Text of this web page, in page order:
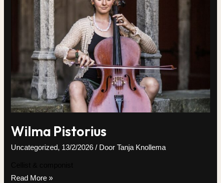
Wilma Pistorius
Uncategorized, 13/2/2026 / DoorTanja Knollema
Wilma
Read More »